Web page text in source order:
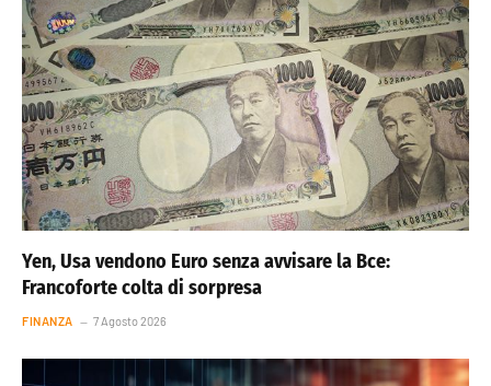
Yen, Usa vendono Euro senza avvisare la Bce:
Francoforte colta di sorpresa
FINANZA 7 Agosto 2026